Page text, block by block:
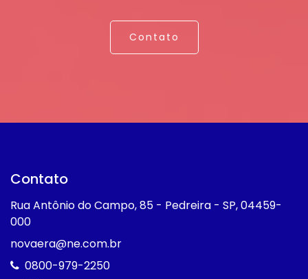
Contato
Contato
Rua Antônio do Campo, 85 - Pedreira - SP, 04459-
000
novaera@ne.com.br
0800-979-2250